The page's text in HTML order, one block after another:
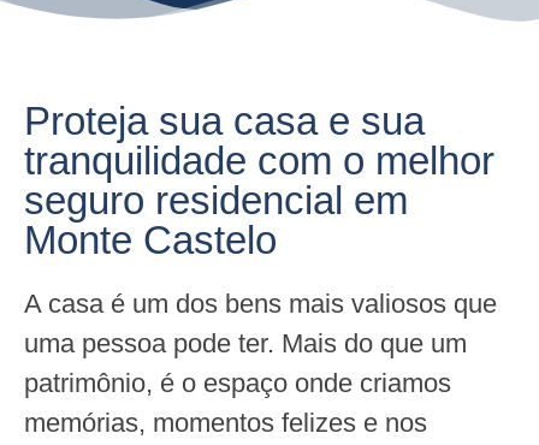
Proteja sua casa e sua
tranquilidade com o melhor
seguro residencial em
Monte Castelo
A casa é um dos bens mais valiosos que
uma pessoa pode ter. Mais do que um
patrimônio, é o espaço onde criamos
memórias, momentos felizes e nos